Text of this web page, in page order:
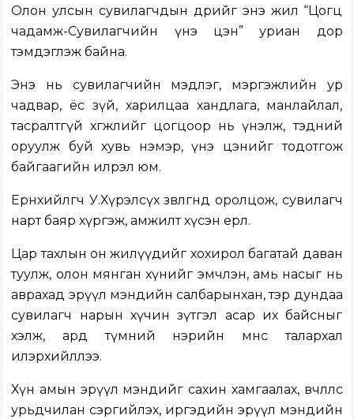
Олон улсын сувилагчдын өдрийг энэ жил “Цогц
чадамж-Сувилагчийн үнэ цэн” уриан дор
тэмдэглэж байна.
Энэ нь сувилагчийн мэдлэг, мэргэжлийн ур
чадвар, ёс зүй, харилцаа хандлага, манлайлал,
тасралтгүй хөгжлийг цогцоор нь үнэлж, тэдний
оруулж буй хувь нэмэр, үнэ цэнийг тодотгож
байгаагийн илрэл юм.
Ерөнхийлөгч У.Хүрэлсүх зөвлөгөөнд оролцож, сувилагч
нарт баяр хүргэж, амжилт хүсэн ерөөлөө.
Цар тахлын он жилүүдийг хохирол багатай даван
туулж, олон мянган хүнийг эмчлэн, амь насыг нь
аврахад эрүүл мэндийн салбарынхан, тэр дундаа
сувилагч нарын хүчин зүтгэл асар их байсныг
хэлж, ард түмний нэрийн өмнөөс талархал
илэрхийллээ.
Хүн амын эрүүл мэндийг сахин хамгаалах, өвчлөлөөс
урьдчилан сэргийлэх, иргэдийн эрүүл мэндийн